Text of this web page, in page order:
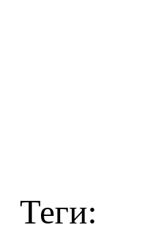
Теги: